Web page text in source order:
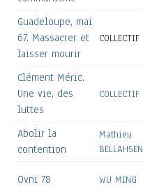
Guadeloupe, mai
67. Massacrer et
laisser mourir
COLLECTIF
Clément Méric.
Une vie, des
luttes
COLLECTIF
Abolir la
contention
Mathieu
BELLAHSEN
Ovni 78 WU MING